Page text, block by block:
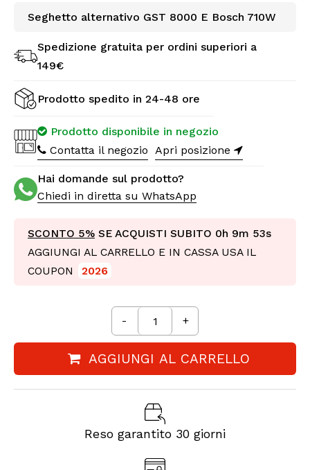
Seghetto alternativo GST 8000 E Bosch 710W
Spedizione gratuita per ordini superiori a
149€
Prodotto spedito in 24-48 ore
Prodotto disponibile in negozio
Contatta il negozio Apri posizione
Hai domande sul prodotto?
Chiedi in diretta su WhatsApp
SCONTO 5% SE ACQUISTI SUBITO 0h 9m 52s
AGGIUNGI AL CARRELLO E IN CASSA USA IL
COUPON
2026
- +
AGGIUNGI AL CARRELLO
Reso garantito 30 giorni